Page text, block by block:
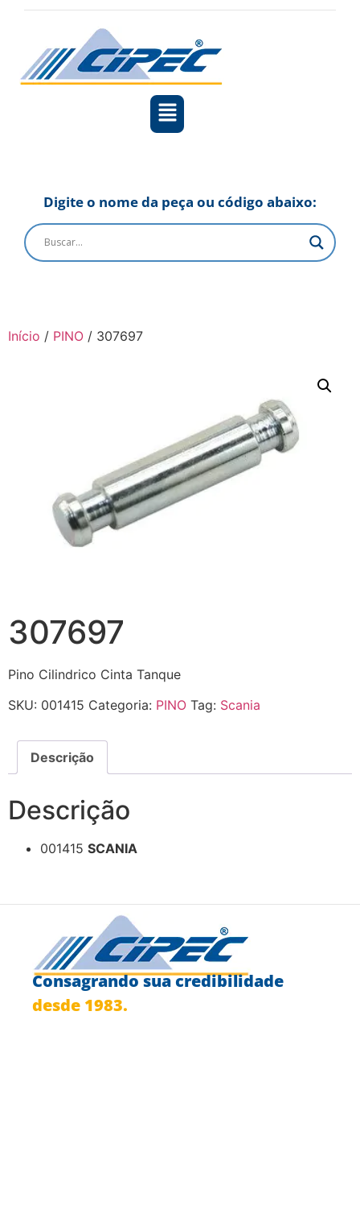
Digite o nome da peça ou código abaixo:
Início / PINO / 307697
307697
Pino Cilindrico Cinta Tanque
SKU: 001415 Categoria: PINO Tag: Scania
Descrição
Descrição
001415 SCANIA
Consagrando sua credibilidade
desde 1983.